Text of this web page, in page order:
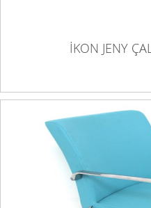
İKON JENY